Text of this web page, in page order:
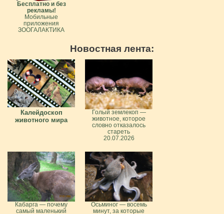
Бесплатно и без
рекламы!
Мобильные
приложения
ЗООГАЛАКТИКА
Новостная лента:
Калейдоскоп
животного мира
Голый землекоп —
животное, которое
словно отказалось
стареть
20.07.2026
Кабарга — почему
самый маленький
Осьминог — восемь
минут, за которые